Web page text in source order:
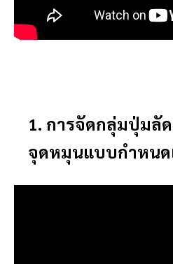
1. การจัดกลุ่มปุ่มลั
จุดหมุนแบบกำหนด